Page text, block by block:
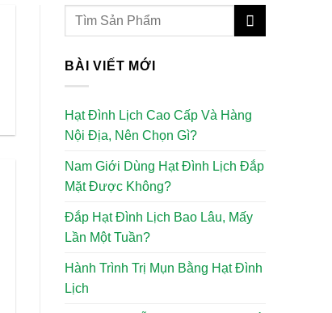
BÀI VIẾT MỚI
Hạt Đình Lịch Cao Cấp Và Hàng
Nội Địa, Nên Chọn Gì?
Nam Giới Dùng Hạt Đình Lịch Đắp
Mặt Được Không?
Đắp Hạt Đình Lịch Bao Lâu, Mấy
Lần Một Tuần?
Hành Trình Trị Mụn Bằng Hạt Đình
Lịch